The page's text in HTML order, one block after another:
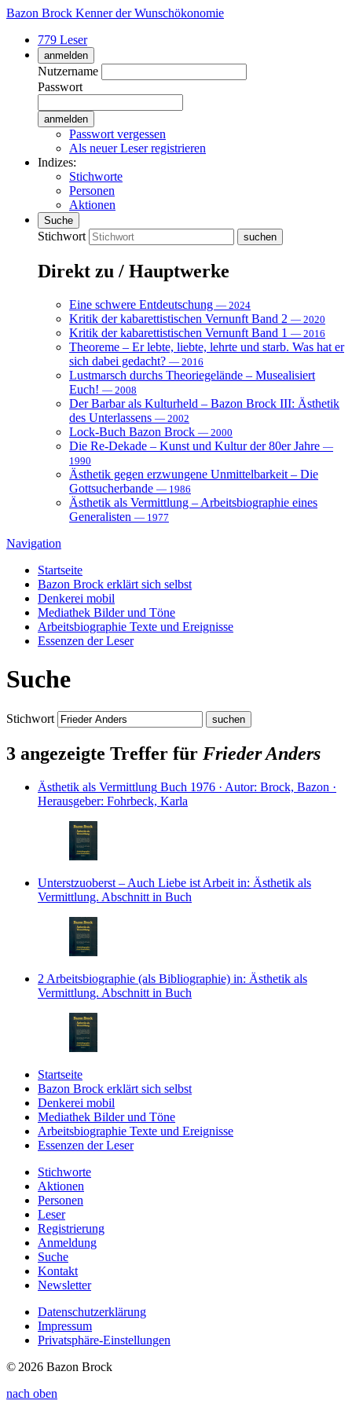
Bazon Brock Kenner der Wunschökonomie
779 Leser
anmelden
Nutzername
Passwort
Passwort vergessen
Als neuer Leser registrieren
Indizes:
Stichworte
Personen
Aktionen
Suche
Stichwort
Direkt zu / Hauptwerke
Eine schwere Entdeutschung — 2024
Kritik der kabarettistischen Vernunft Band 2 — 2020
Kritik der kabarettistischen Vernunft Band 1 — 2016
Theoreme – Er lebte, liebte, lehrte und starb. Was hat er
sich dabei gedacht? — 2016
Lustmarsch durchs Theoriegelände – Musealisiert
Euch! — 2008
Der Barbar als Kulturheld – Bazon Brock III: Ästhetik
des Unterlassens — 2002
Lock-Buch Bazon Brock — 2000
Die Re-Dekade – Kunst und Kultur der 80er Jahre —
1990
Ästhetik gegen erzwungene Unmittelbarkeit – Die
Gottsucherbande — 1986
Ästhetik als Vermittlung – Arbeitsbiographie eines
Generalisten — 1977
Navigation
Startseite
Bazon Brock erklärt sich selbst
Denkerei mobil
Mediathek Bilder und Töne
Arbeitsbiographie Texte und Ereignisse
Essenzen der Leser
Suche
Stichwort
3 angezeigte Treffer für Frieder Anders
Ästhetik als Vermittlung Buch 1976 · Autor: Brock, Bazon ·
Herausgeber: Fohrbeck, Karla
Unterstzuoberst – Auch Liebe ist Arbeit in: Ästhetik als
Vermittlung. Abschnitt in Buch
2 Arbeitsbiographie (als Bibliographie) in: Ästhetik als
Vermittlung. Abschnitt in Buch
Startseite
Bazon Brock erklärt sich selbst
Denkerei mobil
Mediathek Bilder und Töne
Arbeitsbiographie Texte und Ereignisse
Essenzen der Leser
Stichworte
Aktionen
Personen
Leser
Registrierung
Anmeldung
Suche
Kontakt
Newsletter
Datenschutzerklärung
Impressum
Privatsphäre-Einstellungen
© 2026 Bazon Brock
nach oben